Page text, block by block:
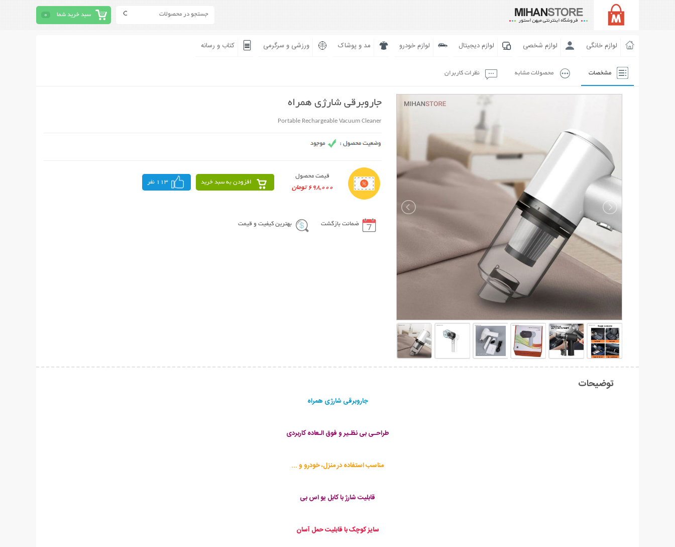
سبد خرید شما 0
لوازم خانگی لوازم شخصی لوازم دیجیتال لوازم خودرو مد و پوشاک ورزشی و سرگرمی کتاب و رسانه
مشخصات محصولات مشابه نظرات کاربران
جاروبرقی شارژی همراه
Portable Rechargeable Vacuum Cleaner
قیمت محصول
698,000 تومان
افزودن به سبد خرید 113 نفر
ضمانت بازگشت بهترین کیفیت و قیمت
توضیحات
جاروبرقی شارژی همراه
طراحـی بی نظـیر و فوق الـعاده کاربردی
مناسب استفاده در منزل، خودرو و ...
قابلیت شارژ با کابل یو اس بی
سایز کوچک با قابلیت حمل آسان